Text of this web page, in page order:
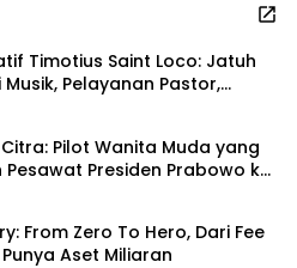
Timotius Saint Loco: Jatuh
Pelayanan Pastor,
Bisnis Sambal Babon
Pilot Wanita Muda yang
Presiden Prabowo ke
From Zero To Hero, Dari Fee
Punya Aset Miliaran